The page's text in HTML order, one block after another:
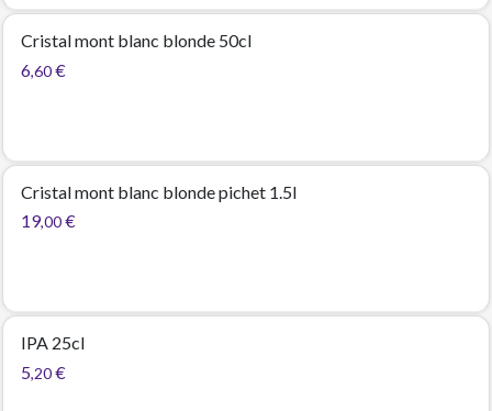
Cristal mont blanc blonde 50cl
6,60 €
Cristal mont blanc blonde pichet 1.5l
19,00 €
IPA 25cl
5,20 €